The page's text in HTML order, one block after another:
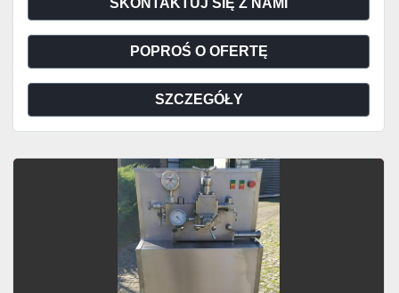
SKONTAKTUJ SIĘ Z NAMI
POPROŚ O OFERTĘ
SZCZEGÓŁY